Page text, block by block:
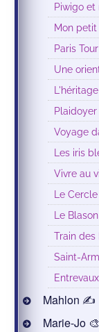
Piwigo et
Mon petit
Paris
Une
Voyage
Les iris
Vivre au
Le Cercle
Le
Train des
Saint-
Mahlon ✍
Marie-Jo 🎨